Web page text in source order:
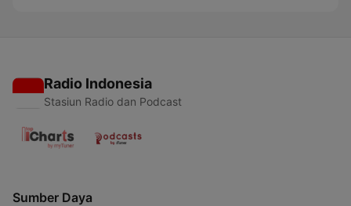
Radio Indonesia
Stasiun Radio dan Podcast
Sumber Daya